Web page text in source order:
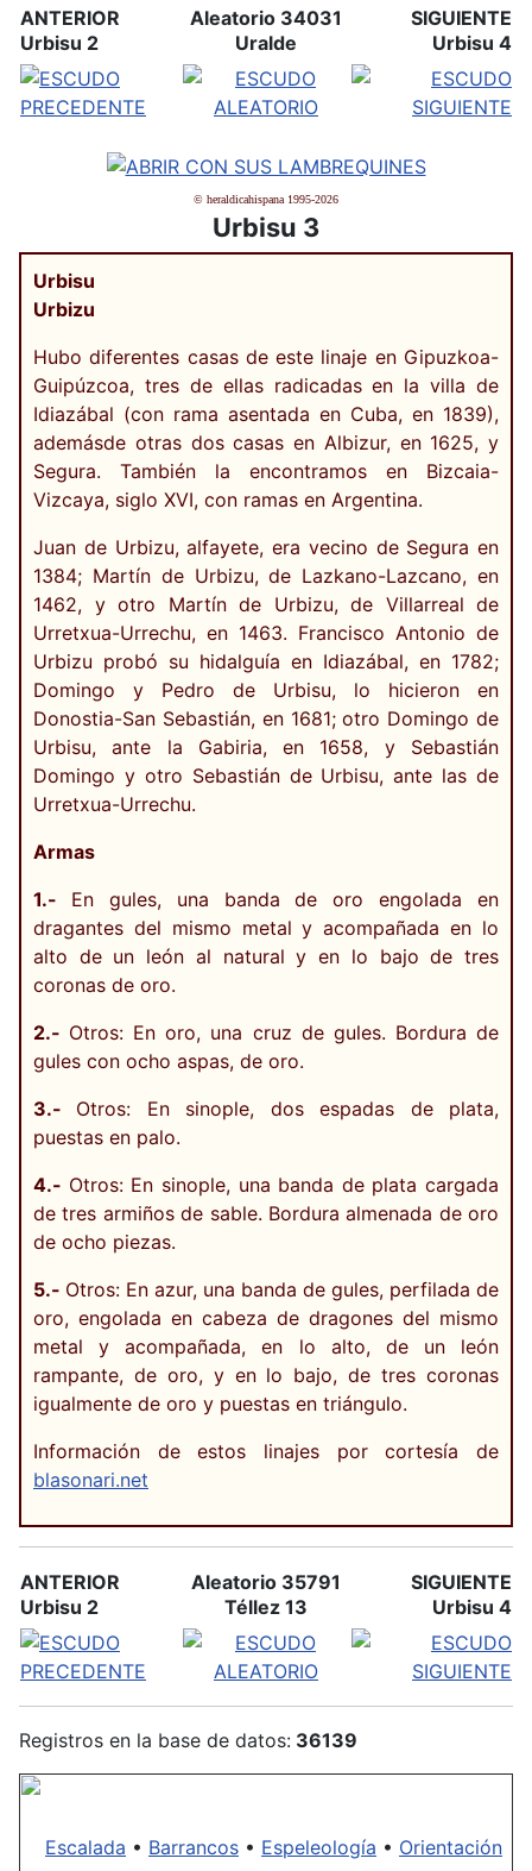
ANTERIOR
Urbisu 2
Aleatorio 34031
Uralde
SIGUIENTE
Urbisu 4
© heraldicahispana 1995-2026
Urbisu 3
Urbisu
Urbizu
Hubo diferentes casas de este linaje en Gipuzkoa-
Guipúzcoa, tres de ellas radicadas en la villa de
Idiazábal (con rama asentada en Cuba, en 1839),
ademásde otras dos casas en Albizur, en 1625, y
Segura. También la encontramos en Bizcaia-
Vizcaya, siglo XVI, con ramas en Argentina.
Juan de Urbizu, alfayete, era vecino de Segura en
1384; Martín de Urbizu, de Lazkano-Lazcano, en
1462, y otro Martín de Urbizu, de Villarreal de
Urretxua-Urrechu, en 1463. Francisco Antonio de
Urbizu probó su hidalguía en Idiazábal, en 1782;
Domingo y Pedro de Urbisu, lo hicieron en
Donostia-San Sebastián, en 1681; otro Domingo de
Urbisu, ante la Gabiria, en 1658, y Sebastián
Domingo y otro Sebastián de Urbisu, ante las de
Urretxua-Urrechu.
Armas
1.- En gules, una banda de oro engolada en
dragantes del mismo metal y acompañada en lo
alto de un león al natural y en lo bajo de tres
coronas de oro.
2.- Otros: En oro, una cruz de gules. Bordura de
gules con ocho aspas, de oro.
3.- Otros: En sinople, dos espadas de plata,
puestas en palo.
4.- Otros: En sinople, una banda de plata cargada
de tres armiños de sable. Bordura almenada de oro
de ocho piezas.
5.- Otros: En azur, una banda de gules, perfilada de
oro, engolada en cabeza de dragones del mismo
metal y acompañada, en lo alto, de un león
rampante, de oro, y en lo bajo, de tres coronas
igualmente de oro y puestas en triángulo.
Información de estos linajes por cortesía de
blasonari.net
ANTERIOR
Urbisu 2
Aleatorio 35791
Téllez 13
SIGUIENTE
Urbisu 4
Registros en la base de datos: 36139
Escalada • Barrancos • Espeleología • Orientación